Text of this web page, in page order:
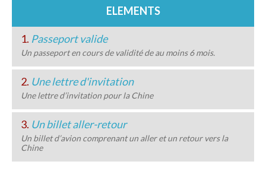
ELEMENTS
1. Passeport valide
Un passeport en cours de validité de au moins 6 mois.
2. Une lettre d'invitation
Une lettre d’invitation pour la Chine
3. Un billet aller-retour
Un billet d’avion comprenant un aller et un retour vers la
Chine